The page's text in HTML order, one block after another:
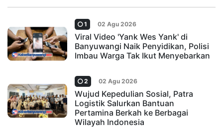
1 02 Agu 2026
Viral Video 'Yank Wes Yank' di
Banyuwangi Naik Penyidikan, Polisi
Imbau Warga Tak Ikut Menyebarkan
2 02 Agu 2026
Wujud Kepedulian Sosial, Patra
Logistik Salurkan Bantuan
Pertamina Berkah ke Berbagai
Wilayah Indonesia